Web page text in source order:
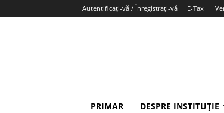
Autentificați-vă / Înregistrați-vă E-Tax
PRIMAR DESPRE INSTITUȚIE